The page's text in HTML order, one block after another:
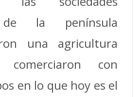
la península
una agricultura
comerciaron con
en lo que hoy es el